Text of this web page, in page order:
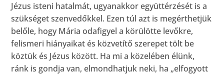
Jézus isteni hatalmát, ugyanakkor együttérzését is a
szükséget szenvedőkkel. Ezen túl azt is megérthetjük
belőle, hogy Mária odafigyel a körülötte levőkre,
felismeri hiányaikat és közvetítő szerepet tölt be
köztük és Jézus között. Ha mi a közelében élünk,
ránk is gondja van, elmondhatjuk neki, ha „elfogyott